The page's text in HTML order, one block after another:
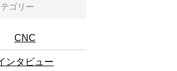
ゴリー
CNC
ンタビュー